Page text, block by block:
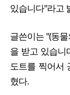
있습니다"라고
글쓴이는 "(동
을 받고 있습니
도트를 찍어서
혔다.